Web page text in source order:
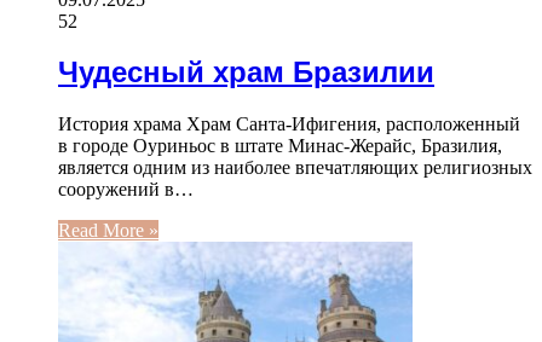
52
Чудесный храм Бразилии
История храма Храм Санта-Ифигения, расположенный
в городе Оуриньос в штате Минас-Жерайс, Бразилия,
является одним из наиболее впечатляющих религиозных
сооружений в…
Read More »